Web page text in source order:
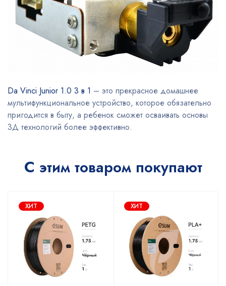
Da Vinci Junior 1.0 3 в 1 – это прекрасное домашнее
мультифункциональное устройство, которое обязательно
пригодится в быту, а ребенок сможет осваивать основы
3Д технологий более эффективно.
С этим товаром покупают
ХИТ ХИТ